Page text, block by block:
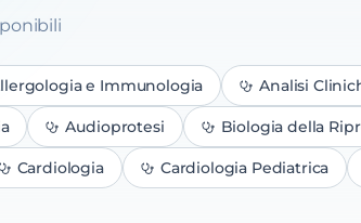
e Immunologia Analisi
Audioprotesi Biologia della
Cardiologia Cardiologia Pediatrica